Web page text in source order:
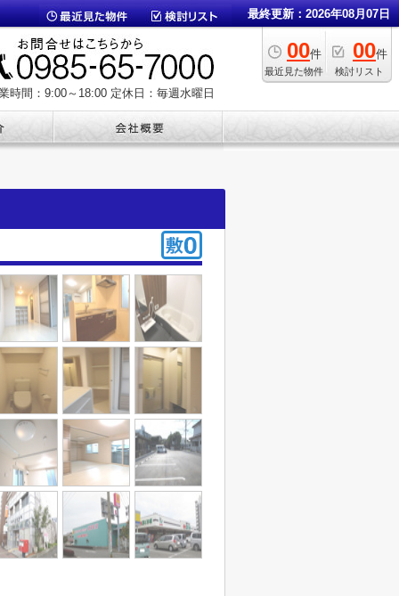
最終更新：2026年08月07日
00件
最近見た物件
00件
検討リスト
時間：9:00～18:00 定休日：毎週水曜日